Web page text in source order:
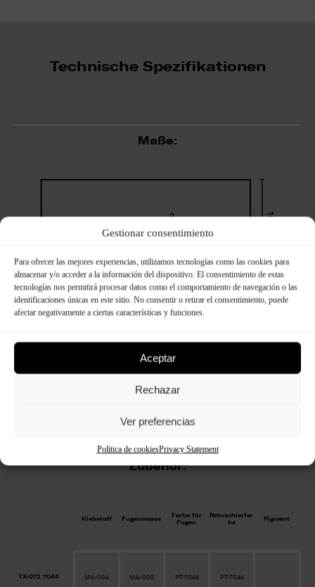
Gestionar consentimiento
Para ofrecer las mejores experiencias, utilizamos tecnologías como las cookies para
almacenar y/o acceder a la información del dispositivo. El consentimiento de estas
tecnologías nos permitirá procesar datos como el comportamiento de navegación o las
identificaciones únicas en este sitio. No consentir o retirar el consentimiento, puede
afectar negativamente a ciertas características y funciones.
Aceptar
Rechazar
Ver preferencias
Política de cookiesPrivacy Statement
Technische Spezifikationen
Maße:
Zubehör:
Klebstoff Fugenmasse
Farbe für
Fugen
Retuschierfar
be
Pigment
TX-072 7044 MA-004 MA-002 PT-7044 PT-7044